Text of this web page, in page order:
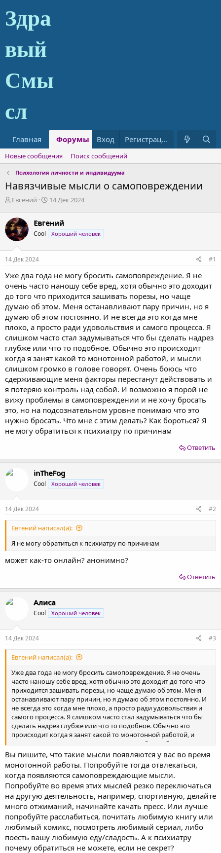
Главная Форумы Что нового? Статьи
Вход Регистрация
Новые сообщения Поиск сообщений
Психология личности и индивидуума
Навязчивые мысли о самоповреждении
А
т
о
р
т
е
м
Евгений
Д
а
н
ч
а
14 Дек 2024
Евгений
Cool Хороший человек
14 Дек 2024 #1
Уже два года не могу бросить самоповреждение. Я не
очень часто наношу себе вред, хотя обычно это доходит
до того что приходится зашивать порезы, но чаще
думаю об этом. Меня останавливают пару причин, но я
думаю об этом постоянно. И не всегда это когда мне
плохо, а просто ради удовольствия и самого процесса. Я
слишком часто стал задумываться что бы сделать надрез
глубже или что то подобное. Обычно это происходит
когда я занят какой то монотонной работой, и мысли
слишком громко в голове говорят. Очень боюсь что
сдерживающие меня факторы перестанут действовать и
я потеряю контроль над собой. И возможно я порой не
вижу проблемы в самоповреждении и не хочу бросать
это, но на подсознательном уровне понимаю что это
нужно бросать. Что мне с этим делать? Как бороться? Я
не могу обратиться к психиатру по причинам
Ответить
inTheFog
Cool Хороший человек
14 Дек 2024 #2
Евгений написал(а):
Я не могу обратиться к психиатру по причинам
может как-то онлайн? анонимно?
Ответить
Алиса
Cool Хороший человек
14 Дек 2024 #3
Евгений написал(а):
Уже два года не могу бросить самоповреждение. Я не очень
часто наношу себе вред, хотя обычно это доходит до того что
приходится зашивать порезы, но чаще думаю об этом. Меня
останавливают пару причин, но я думаю об этом постоянно. И
не всегда это когда мне плохо, а просто ради удовольствия и
самого процесса. Я слишком часто стал задумываться что бы
сделать надрез глубже или что то подобное. Обычно это
происходит когда я занят какой то монотонной работой, и
мысли слишком громко в голове говорят. Очень боюсь что
сдерживающие меня факторы перестанут действовать и я
потеряю контроль над собой. И возможно я порой не вижу
проблемы в самоповреждении и не хочу бросать это, но на
подсознательном уровне понимаю что это нужно бросать. Что
мне с этим делать? Как бороться? Я не могу обратиться к
психиатру по причинам
Вы пишите, что такие мысли появляются у вас во время
монотонной работы. Попробуйте тогда отвлекаться,
когда появляются самоповреждающие мысли.
Попробуйте во время этих мыслей резко переключаться
на другую деятельность, например, спортивную, делайте
много отжиманий, начинайте качать пресс. Или лучше
попробуйте расслабиться, почитать любимую книгу или
любимый комикс, посмотреть любимый сериал, либо
поесть вашу любимую еду/сладость. А к психиатру
почему обратиться не можете, если не секрет?